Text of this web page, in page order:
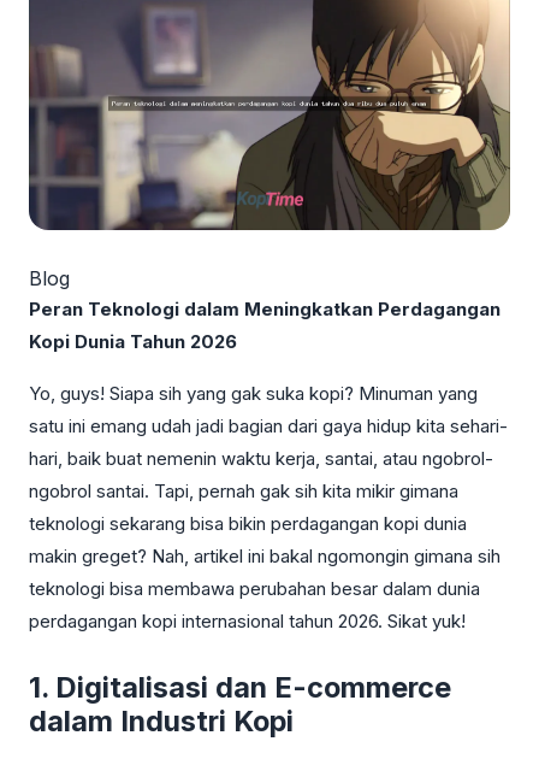
Blog
Peran Teknologi dalam Meningkatkan Perdagangan
Kopi Dunia Tahun 2026
Yo, guys! Siapa sih yang gak suka kopi? Minuman yang
satu ini emang udah jadi bagian dari gaya hidup kita sehari-
hari, baik buat nemenin waktu kerja, santai, atau ngobrol-
ngobrol santai. Tapi, pernah gak sih kita mikir gimana
teknologi sekarang bisa bikin perdagangan kopi dunia
makin greget? Nah, artikel ini bakal ngomongin gimana sih
teknologi bisa membawa perubahan besar dalam dunia
perdagangan kopi internasional tahun 2026. Sikat yuk!
1. Digitalisasi dan E-commerce
dalam Industri Kopi